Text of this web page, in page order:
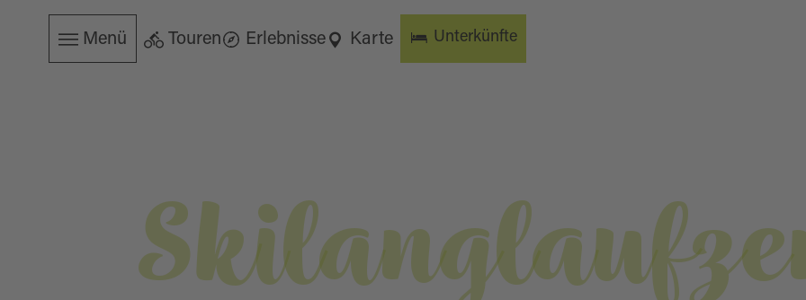
Menü Touren Erlebnisse Karte Unterkünfte